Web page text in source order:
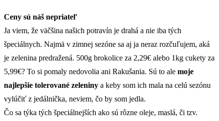
Ceny sú náš nepriateľ
Ja viem, že väčšina našich potravín je drahá a nie iba tých
špeciálnych. Najmä v zimnej sezóne sa aj ja neraz rozčuľujem, aká
je zelenina predražená. 500g brokolice za 2,29€ alebo 1kg cukety za
5,99€? To si pomaly nedovolia ani Rakušania. Sú to ale moje
najlepšie tolerované zeleniny a keby som ich mala na celú sezónu
vylúčiť z jedálnička, neviem, čo by som jedla.
Čo sa týka tých špeciálnejších ako sú rôzne oleje, maslá, či tzv.